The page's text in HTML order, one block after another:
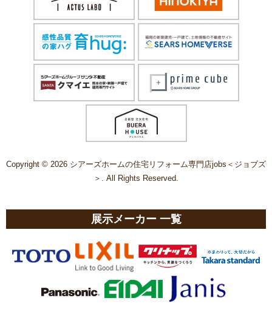
Copyright © 2026 シアーズホームの住宅リフォーム専門店jobs＜ジョブズ
＞. All Rights Reserved.
展示メーカー 一覧